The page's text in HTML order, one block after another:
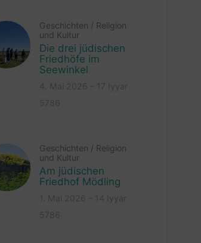
Geschichten / Religion
und Kultur
Die drei jüdischen
Friedhöfe im
Seewinkel
Geschichten / Religion
und Kultur
Am jüdischen
Friedhof Mödling